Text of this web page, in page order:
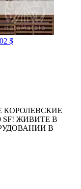
$
КОРОЛЕВСКИЕ
SF! ЖИВИТЕ В
В